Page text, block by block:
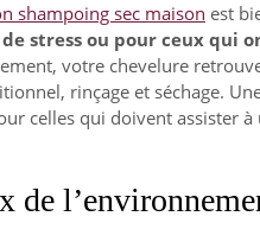
shampoing sec maison est
stress ou pour ceux qui
votre chevelure
rinçage et séchage.
celles qui doivent assister
de